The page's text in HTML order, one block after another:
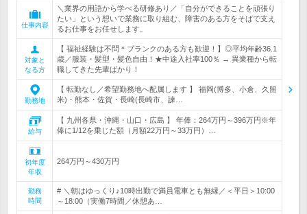
仕事内容
＼業界の用語から学べる研修あり／「自分ができることを頑張り
たい」という想いで業務に取り組む、障害のある方をそばで支え
るお仕事をお任せします。
対象と
なる方
【 福祉経験は不問＊ブランクのある方も歓迎！】◎平均年齢36.1
歳／服装・髪型・髪色自由！★中途入社率100％ → 異業種から転
職してきた先輩ばかり！
勤務地
【 転勤なし／希望勤務地へ配属します 】 福岡(博多、小倉、久留
米)・熊本・佐賀・長崎(長崎市、諫…
給与
【 九州各県・沖縄・山口・広島 】 年俸：264万円～396万円※年
俸に1/12を乗じた額（月額22万円～33万円）…
初年度
年収
264万円～430万円
勤務
時間
# ＼朝はゆっくり♪10時出勤で満員電車とも無縁／＜平日＞10:00
～18:00（実働7時間／休憩あ…